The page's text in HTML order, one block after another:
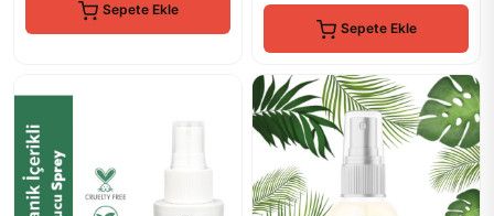
Sepete Ekle
Sepete Ekle